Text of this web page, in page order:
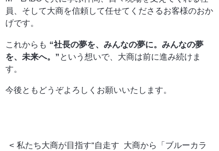
員、そして大商を信頼して任せてくださるお客様のおか
げです。
これからも “社長の夢を、みんなの夢に。みんなの夢
を、未来へ。” という想いで、大商は前に進み続けま
す。
今後ともどうぞよろしくお願いいたします。
私たち大商が目指す“自走す 大商から「ブルーカラ